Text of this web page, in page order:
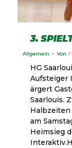
3.
Allgemein Von
HG
Aufsteiger
ärgert
Saarlouis.
Halbzeiten
am
Heimsieg